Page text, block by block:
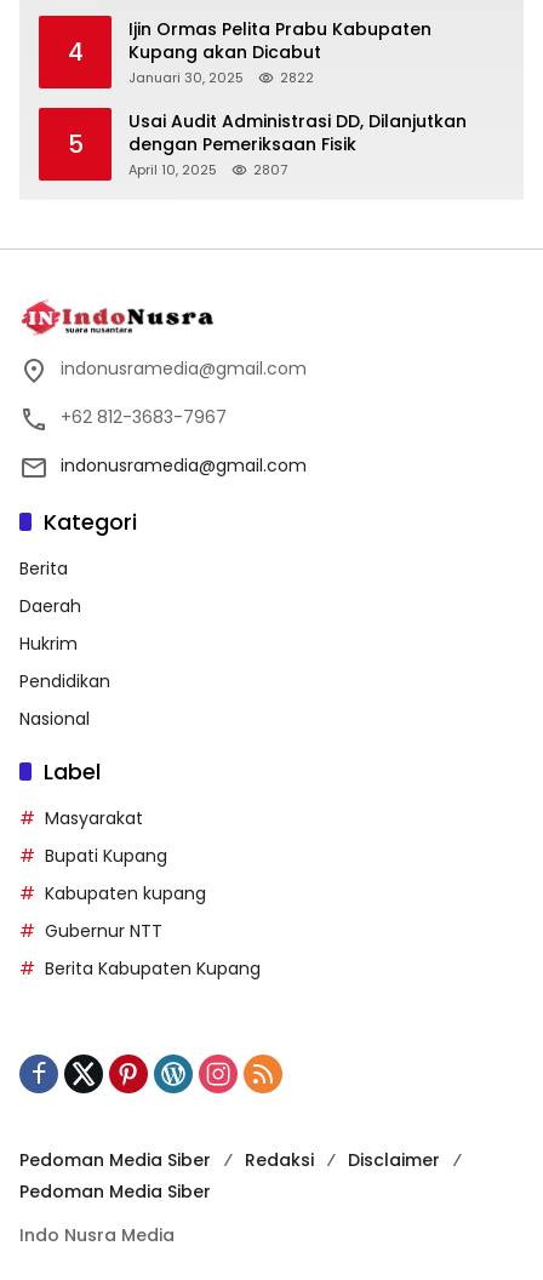
4
Ijin Ormas Pelita Prabu Kabupaten
Kupang akan Dicabut
Januari 30, 2025 2822
5
Usai Audit Administrasi DD, Dilanjutkan
dengan Pemeriksaan Fisik
April 10, 2025 2807
indonusramedia@gmail.com
+62 812-3683-7967
indonusramedia@gmail.com
Kategori
Berita
Daerah
Hukrim
Pendidikan
Nasional
Label
Masyarakat
Bupati Kupang
Kabupaten kupang
Gubernur NTT
Berita Kabupaten Kupang
Pedoman Media Siber Redaksi
Disclaimer
Pedoman Media Siber
Indo Nusra Media